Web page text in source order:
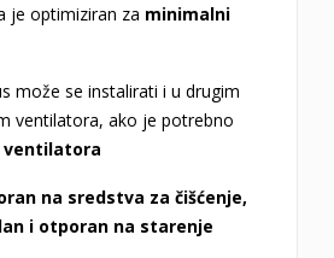
je optimiziran za minimalni
može se instalirati i u drugim
ventilatora, ako je potrebno
na sredstva za čišćenje,
i otporan na starenje